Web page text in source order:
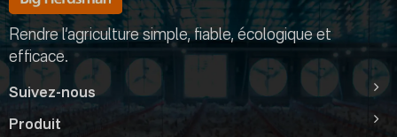
Rendre l’agriculture simple, fiable, écologique et
efficace.
Suivez-nous
Produit